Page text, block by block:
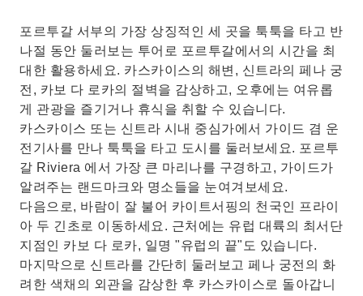
포르투갈 서부의 가장 상징적인 세 곳을 툭툭을 타고 반
나절 동안 둘러보는 투어로 포르투갈에서의 시간을 최
대한 활용하세요. 카스카이스의 해변, 신트라의 페나 궁
전, 카보 다 로카의 절벽을 감상하고, 오후에는 여유롭
게 관광을 즐기거나 휴식을 취할 수 있습니다.
카스카이스 또는 신트라 시내 중심가에서 가이드 겸 운
전기사를 만나 툭툭을 타고 도시를 둘러보세요. 포르투
갈 Riviera 에서 가장 큰 마리나를 구경하고, 가이드가
알려주는 랜드마크와 명소들을 눈여겨보세요.
다음으로, 바람이 잘 불어 카이트서핑의 천국인 프라이
아 두 긴초로 이동하세요. 근처에는 유럽 대륙의 최서단
지점인 카보 다 로카, 일명 "유럽의 끝"도 있습니다.
마지막으로 신트라를 간단히 둘러보고 페나 궁전의 화
려한 색채의 외관을 감상한 후 카스카이스로 돌아갑니